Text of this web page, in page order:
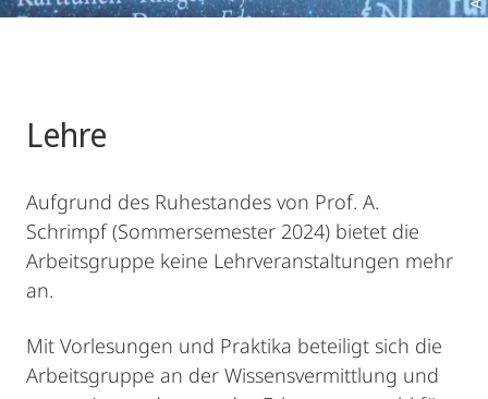
Lehre
Aufgrund des Ruhestandes von Prof. A.
Schrimpf (Sommersemester 2024) bietet die
Arbeitsgruppe keine Lehrveranstaltungen mehr
an.
Mit Vorlesungen und Praktika beteiligt sich die
Arbeitsgruppe an der Wissensvermittlung und